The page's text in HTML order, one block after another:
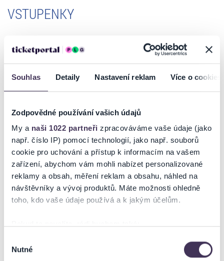
Souhlas Detaily Nastavení reklam Více o cookies
Zodpovědné používání vašich údajů
My a naši 1022 partneři zpracováváme vaše údaje (jako
např. číslo IP) pomocí technologií, jako např. souborů
cookie pro uchování a přístup k informacím na vašem
zařízení, abychom vám mohli nabízet personalizované
reklamy a obsah, měření reklam a obsahu, náhled na
návštěvníky a vývoj produktů. Máte možnosti ohledně
toho, kdo vaše údaje používá a k jakým účelům.
které mohou být přesné na několik metrů
souhlasu
Nutné
VSTUPENKY
INFORMACE O AKCI
GOLD
Platí pro všechna domácí utkání v sezóně, včetně přípravných
zápasů, nadstavby, playoff i pohárových zápasů.
Cena 20000,- Kč
umožňuje vstup do VIP zóny, sezení na Court Seats
Ticketportal je zárukou pravosti vstupenek
Na stránkách společnosti Ticketportal si vždy zakoupíte